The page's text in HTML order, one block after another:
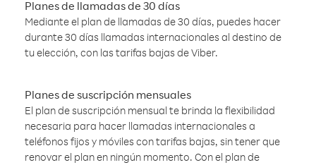
Planes de llamadas de 30 días
Mediante el plan de llamadas de 30 días, puedes hacer
durante 30 días llamadas internacionales al destino de
tu elección, con las tarifas bajas de Viber.
Planes de suscripción mensuales
El plan de suscripción mensual te brinda la flexibilidad
necesaria para hacer llamadas internacionales a
teléfonos fijos y móviles con tarifas bajas, sin tener que
renovar el plan en ningún momento. Con el plan de